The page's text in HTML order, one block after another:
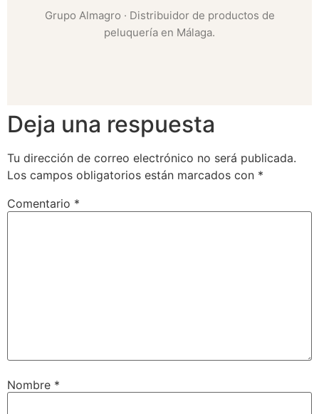
Grupo Almagro · Distribuidor de productos de
peluquería en Málaga.
Deja una respuesta
Tu dirección de correo electrónico no será publicada.
Los campos obligatorios están marcados con *
Comentario *
Nombre *